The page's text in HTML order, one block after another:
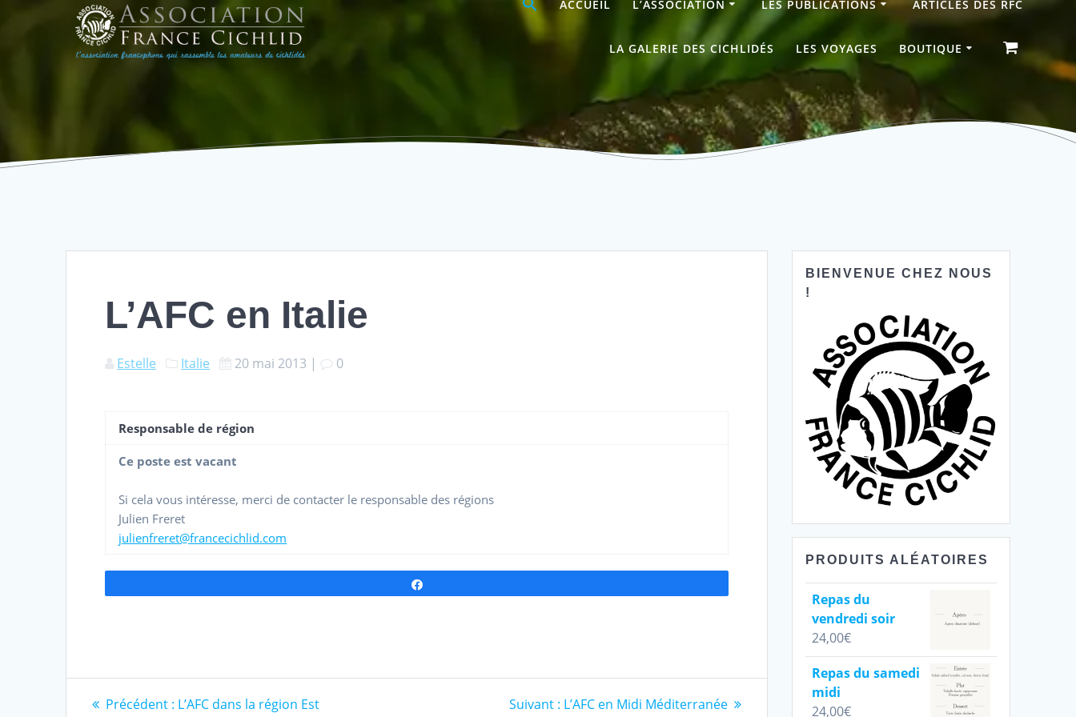
ACCUEIL L’ASSOCIATION LES PUBLICATIONS ARTICLES DES RFC
LA GALERIE DES CICHLIDÉS LES VOYAGES BOUTIQUE
L’AFC en Italie
L’AFC en Italie
Estelle Italie 20 mai 2013 | 0
Responsable de région
Ce poste est vacant
Si cela vous intéresse, merci de contacter le responsable des régions
Julien Freret
julienfreret@francecichlid.com
Navigation
Précédent : Article
L’AFC dans la région Est Suivant : Article
L’AFC en Midi Méditerranée
BIENVENUE CHEZ NOUS
!
PRODUITS ALÉATOIRES
Repas du
vendredi soir
24,00€
Repas du samedi
midi
24,00€